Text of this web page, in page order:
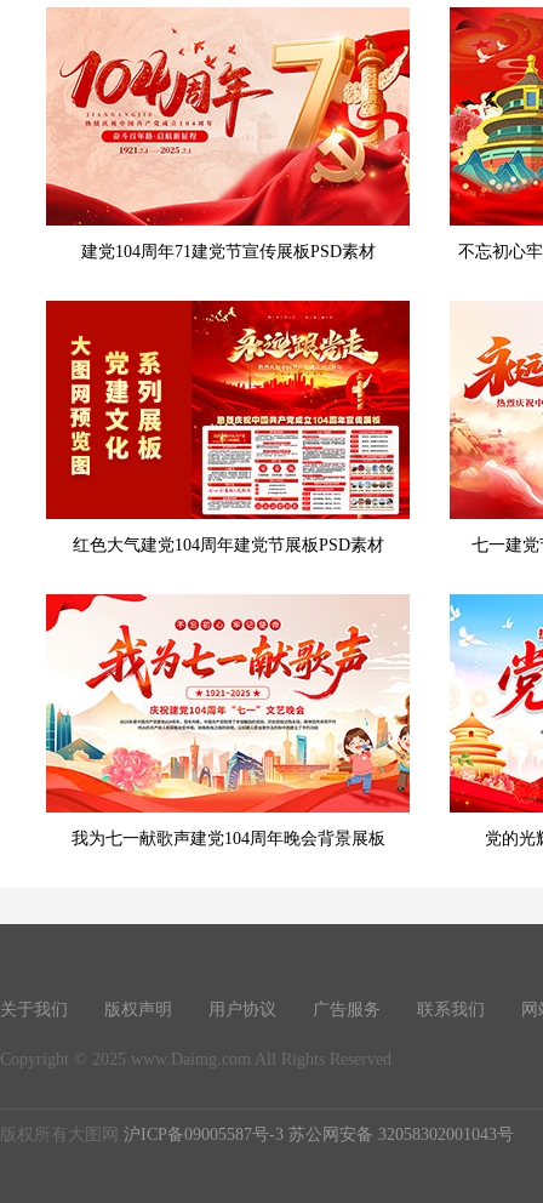
建党104周年71建党节宣传展板PSD素材 不忘初心
红色大气建党104周年建党节展板PSD素材 七一建党
我为七一献歌声建党104周年晚会背景展板 党的光
关于我们 版权声明 用户协议 广告服务 联系我们 网
Copyright © 2025 www.Daimg.com All Rights Reserved
版权所有大图网 沪ICP备09005587号-3 苏公网安备 32058302001043号